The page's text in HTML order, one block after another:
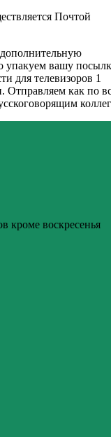
Почтой
упакуем вашу
для телевизоров 1
Отправляем как по
кроме воскресенья